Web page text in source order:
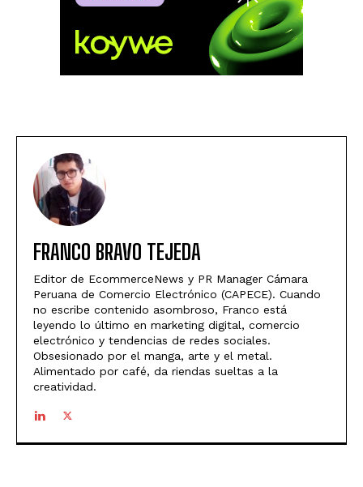
FRANCO BRAVO TEJEDA
Editor de EcommerceNews y PR Manager Cámara
Peruana de Comercio Electrónico (CAPECE). Cuando
no escribe contenido asombroso, Franco está
leyendo lo último en marketing digital, comercio
electrónico y tendencias de redes sociales.
Obsesionado por el manga, arte y el metal.
Alimentado por café, da riendas sueltas a la
creatividad.